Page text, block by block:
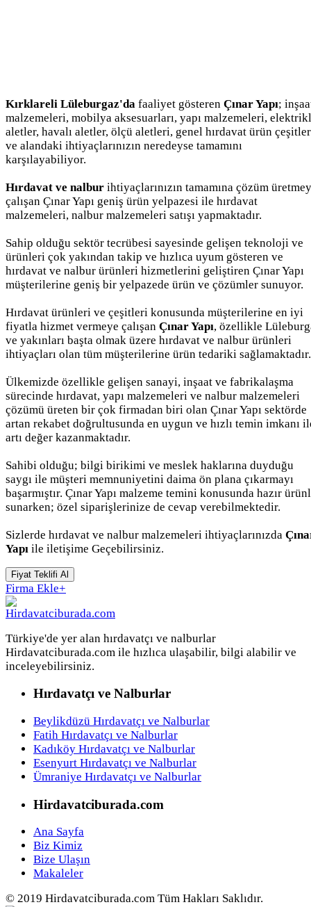
Kırklareli Lüleburgaz'da faaliyet gösteren Çınar Yapı;
malzemeleri, mobilya aksesuarları, yapı malzemeleri,
aletler, havalı aletler, ölçü aletleri, genel hırdavat ürün
ve alandaki ihtiyaçlarınızın neredeyse tamamını
karşılayabiliyor.
Hırdavat ve nalbur ihtiyaçlarınızın tamamına çözüm
çalışan Çınar Yapı geniş ürün yelpazesi ile hırdavat
malzemeleri, nalbur malzemeleri satışı yapmaktadır.
Sahip olduğu sektör tecrübesi sayesinde gelişen teknoloji ve
ürünleri çok yakından takip ve hızlıca uyum gösteren ve
hırdavat ve nalbur ürünleri hizmetlerini geliştiren Çınar Yapı
müşterilerine geniş bir yelpazede ürün ve çözümler sunuyor.
Hırdavat ürünleri ve çeşitleri konusunda müşterilerine en iyi
fiyatla hizmet vermeye çalışan Çınar Yapı, özellikle
ve yakınları başta olmak üzere hırdavat ve nalbur ürünleri
ihtiyaçları olan tüm müşterilerine ürün tedariki sağlamaktadır.
Ülkemizde özellikle gelişen sanayi, inşaat ve fabrikalaşma
sürecinde hırdavat, yapı malzemeleri ve nalbur malzemeleri
çözümü üreten bir çok firmadan biri olan Çınar Yapı sektörde
artan rekabet doğrultusunda en uygun ve hızlı temin imkanı
artı değer kazanmaktadır.
Sahibi olduğu; bilgi birikimi ve meslek haklarına duyduğu
saygı ile müşteri memnuniyetini daima ön plana çıkarmayı
başarmıştır. Çınar Yapı malzeme temini konusunda hazır
sunarken; özel siparişlerinize de cevap verebilmektedir.
Sizlerde hırdavat ve nalbur malzemeleri ihtiyaçlarınızda
Yapı ile iletişime Geçebilirsiniz.
Fiyat Teklifi Al
Firma Ekle+
Türkiye'de yer alan hırdavatçı ve nalburlar
Hirdavatciburada.com ile hızlıca ulaşabilir, bilgi alabilir ve
inceleyebilirsiniz.
Hırdavatçı ve Nalburlar
Beylikdüzü Hırdavatçı ve Nalburlar
Fatih Hırdavatçı ve Nalburlar
Kadıköy Hırdavatçı ve Nalburlar
Esenyurt Hırdavatçı ve Nalburlar
Ümraniye Hırdavatçı ve Nalburlar
Hirdavatciburada.com
Ana Sayfa
Biz Kimiz
Bize Ulaşın
Makaleler
© 2019 Hirdavatciburada.com Tüm Hakları Saklıdır.